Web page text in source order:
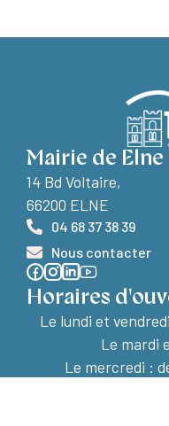
Mairie de Elne
14 Bd Voltaire,
66200 ELNE
04 68 37 38 39
Nous contacter
Horaires
Le lundi et
Le mardi
Le mercredi :